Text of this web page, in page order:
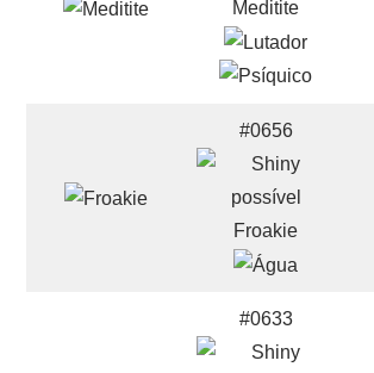
Meditite
#0656
Froakie
#0633